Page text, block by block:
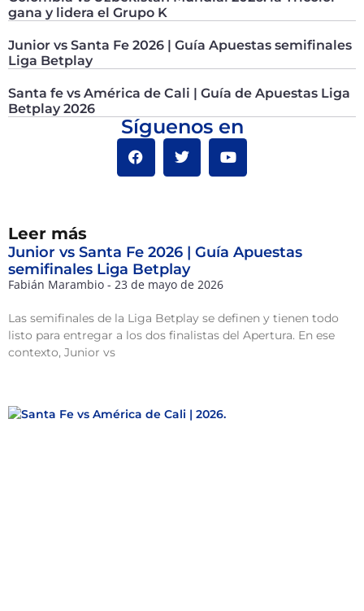
gana y lidera el Grupo K
Junior vs Santa Fe 2026 | Guía Apuestas semifinales
Liga Betplay
Santa fe vs América de Cali | Guía de Apuestas Liga
Betplay 2026
Síguenos en
Leer más
Junior vs Santa Fe 2026 | Guía Apuestas
semifinales Liga Betplay
Fabián Marambio 23 de mayo de 2026
Las semifinales de la Liga Betplay se definen y tienen todo
listo para entregar a los dos finalistas del Apertura. En ese
contexto, Junior vs